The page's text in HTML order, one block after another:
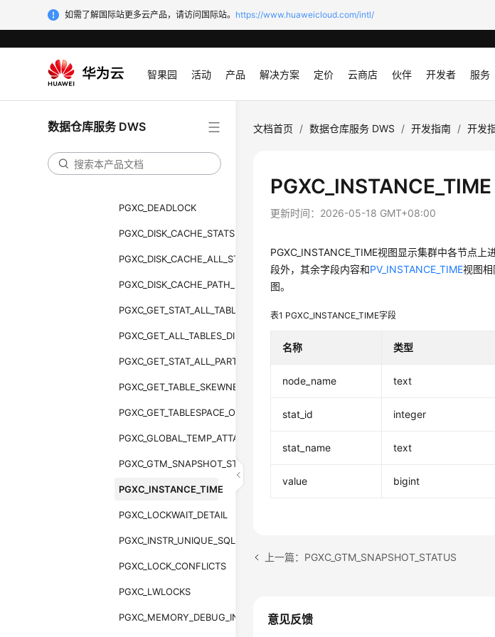
如需了解国际站更多云产品，请访问国际站。 https://www.huaweicloud.com/intl/
智果园 活动 产品 解决方案 定价 云商店 伙伴 开发者 服务
数据仓库服务 DWS
PGXC_COLUMN_TABLE_IO_STAT
PGXC_COMM_DELAY
PGXC_COMM_SEND_STREAM
PGXC_COMM_STATUS
PGXC_DEADLOCK
PGXC_DISK_CACHE_STATS
PGXC_DISK_CACHE_ALL_STATS
PGXC_DISK_CACHE_PATH_INFO
PGXC_GET_STAT_ALL_TABLES
PGXC_GET_ALL_TABLES_DIRTY_RATIO
PGXC_GET_STAT_ALL_PARTITIONS
PGXC_GET_TABLE_SKEWNESS
PGXC_GET_TABLESPACE_OBS_FILE
PGXC_GLOBAL_TEMP_ATTACHED_PIDS
PGXC_GTM_SNAPSHOT_STATUS
PGXC_INSTANCE_TIME
PGXC_LOCKWAIT_DETAIL
PGXC_INSTR_UNIQUE_SQL
PGXC_LOCK_CONFLICTS
PGXC_LWLOCKS
PGXC_MEMORY_DEBUG_INFO
文档首页 / 数据仓库服务 DWS / 开发指南 / 开发
PGXC_INSTANCE_TIME
更新时间： 2026-05-18 GMT+08:00
PGXC_INSTANCE_TIME视图显示集群中各节点
段外，其余字段内容和PV_INSTANCE_TIME视图
图。
表1 PGXC_INSTANCE_TIME字段
名称 类型
node_name text
stat_id integer
stat_name text
value bigint
上一篇：PGXC_GTM_SNAPSHOT_STATUS
意见反馈